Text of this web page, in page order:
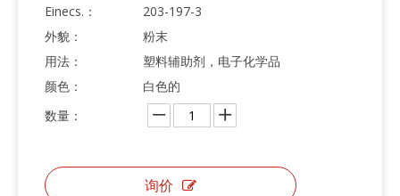
Einecs.：
203-197-3
外貌：
粉末
用法：
塑料辅助剂，电子化学品
颜色：
白色的
数量：
询价